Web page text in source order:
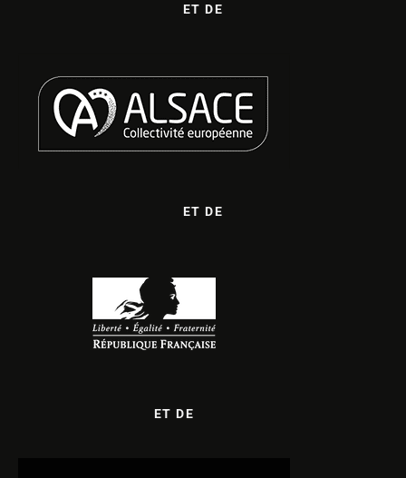
ET DE
ET DE
ET DE